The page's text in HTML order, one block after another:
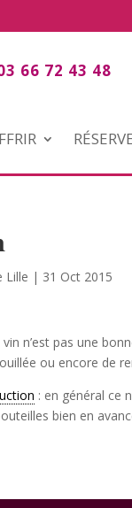
66 72 43 48
Lille | 31 Oct 2015
vin n’est pas une
ou encore de
: en général ce
bien en